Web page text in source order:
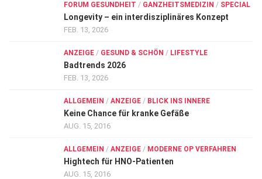
FORUM GESUNDHEIT / GANZHEITSMEDIZIN / SPECIAL
Longevity – ein interdisziplinäres Konzept
FEB. 13, 2026
ANZEIGE / GESUND & SCHÖN / LIFESTYLE
Badtrends 2026
FEB. 13, 2026
ALLGEMEIN / ANZEIGE / BLICK INS INNERE
Keine Chance für kranke Gefäße
AUG. 15, 2016
ALLGEMEIN / ANZEIGE / MODERNE OP VERFAHREN
Hightech für HNO-Patienten
AUG. 15, 2016